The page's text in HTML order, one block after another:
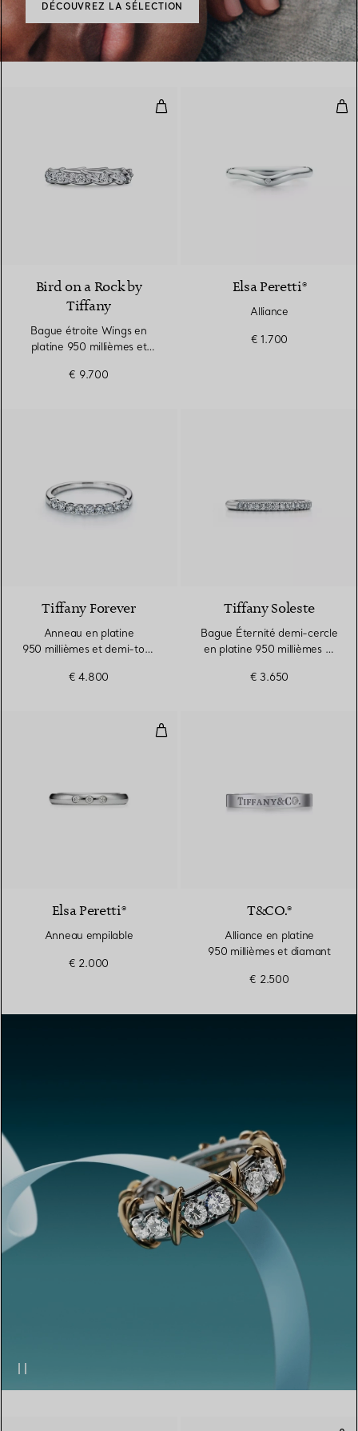
DÉCOUVREZ LA SÉLECTION
Bague étroite Wings en platine
Bird on a Rock by
Tiffany
Bague étroite Wings en
platine 950 millièmes et
€ 9.700
Elsa Peretti®
Alliance
€ 1.700
Tiffany Forever
Anneau en platine
950 millièmes et demi-tour
€ 4.800
Tiffany Soleste
Bague Éternité demi-cercle
en platine 950 millièmes et
€ 3.650
Anneau empilable
Elsa Peretti®
Anneau empilable
€ 2.000
T&CO.®
Alliance en platine
950 millièmes et diamant
€ 2.500